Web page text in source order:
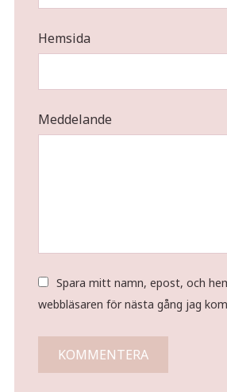
Hemsida
Meddelande
Spara mitt namn, epost, och
webbläsaren för nästa gång jag